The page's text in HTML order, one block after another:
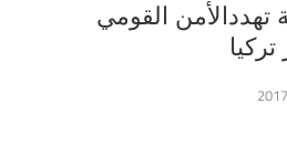
تهددالأمن القومي